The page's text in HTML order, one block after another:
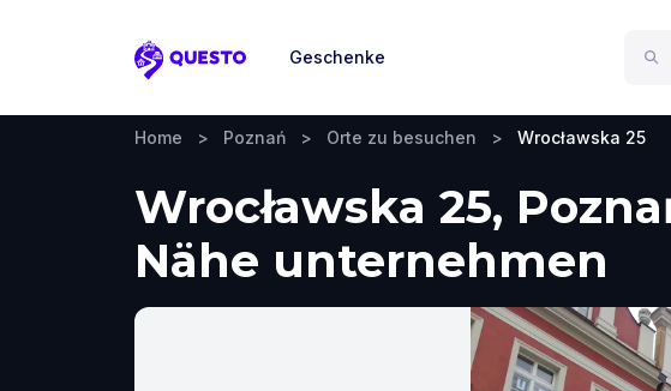
Questo
Geschenke
Home > Poznań > Orte zu besuchen > Wrocławska 25
Wrocławska 25,
Nähe unternehmen